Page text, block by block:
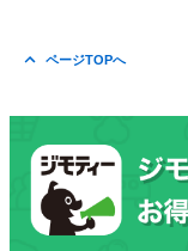
ページTOPへ